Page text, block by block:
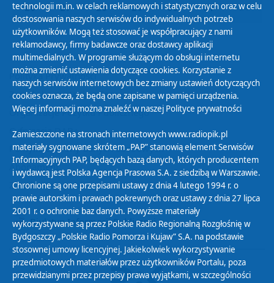
26 27 28 29 30 31 01
Polityka Prywatności
Zasady korzystania z Serwisu
Organizacje Pożytku Publicznego
Cyfryzacja DAB+
Polityka ochrony danych osobowych
Abonament
Zamówienia publiczne
Biuletyn Informacji Publicznej
technologii m.in. w celach reklamowych i statystycznych oraz w celu
dostosowania naszych serwisów do indywidualnych potrzeb
użytkowników. Mogą też stosować je współpracujący z nami
reklamodawcy, firmy badawcze oraz dostawcy aplikacji
multimedialnych. W programie służącym do obsługi internetu
można zmienić ustawienia dotyczące cookies. Korzystanie z
naszych serwisów internetowych bez zmiany ustawień dotyczących
cookies oznacza, że będą one zapisane w pamięci urządzenia.
Więcej informacji można znaleźć w naszej Polityce prywatności
Zamieszczone na stronach internetowych www.radiopik.pl
materiały sygnowane skrótem „PAP” stanowią element Serwisów
Informacyjnych PAP, będących bazą danych, których producentem
i wydawcą jest Polska Agencja Prasowa S.A. z siedzibą w Warszawie.
Chronione są one przepisami ustawy z dnia 4 lutego 1994 r. o
prawie autorskim i prawach pokrewnych oraz ustawy z dnia 27 lipca
2001 r. o ochronie baz danych. Powyższe materiały
wykorzystywane są przez Polskie Radio Regionalną Rozgłośnię w
Bydgoszczy „Polskie Radio Pomorza i Kujaw” S.A. na podstawie
stosownej umowy licencyjnej. Jakiekolwiek wykorzystywanie
przedmiotowych materiałów przez użytkowników Portalu, poza
przewidzianymi przez przepisy prawa wyjątkami, w szczególności